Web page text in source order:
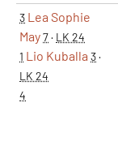
3 Lea Sophie
May7· LK 24
1 Lio Kuballa 3·
LK 24
4